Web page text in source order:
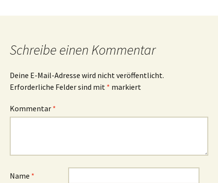
Schreibe einen Kommentar
Deine E-Mail-Adresse wird nicht veröffentlicht.
Erforderliche Felder sind mit * markiert
Kommentar *
Name *